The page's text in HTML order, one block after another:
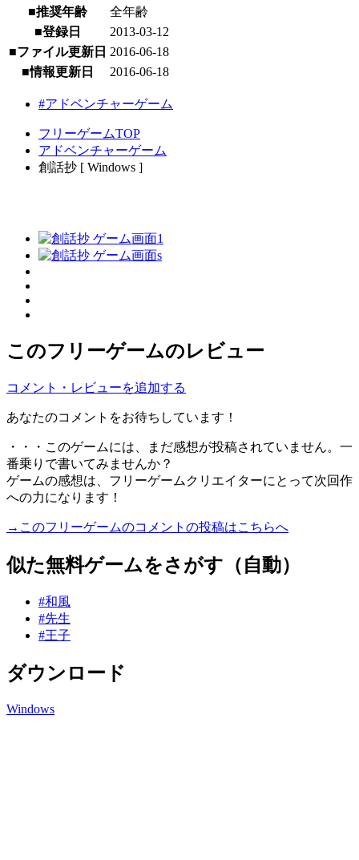
■推奨年齢
全年齢
■登録日
2013-03-12
■ファイル更新日 2016-06-18
■情報更新日
2016-06-18
#アドベンチャーゲーム
フリーゲームTOP
アドベンチャーゲーム
創話抄 [ Windows ]
このフリーゲームのレビュー
コメント・レビューを追加する
あなたのコメントをお待ちしています！
・・・このゲームには、まだ感想が投稿されていません。一
番乗りで書いてみませんか？
ゲームの感想は、フリーゲームクリエイターにとって次回作
への力になります！
→このフリーゲームのコメントの投稿はこちらへ
似た無料ゲームをさがす（自動）
#和風
#先生
#王子
ダウンロード
Windows